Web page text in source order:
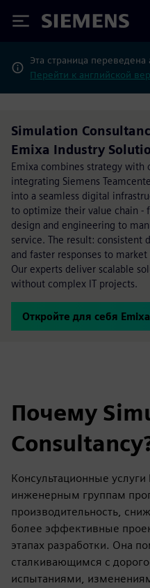
Siemens
Эта страница переведена
Перейти к английской
Simulation
Emixa Industry
Emixa combines strategy with
integrating Siemens
into a seamless digital
to optimize their value chain -
design and engineering to
service. The result: consistent
and faster responses to market
Our experts deliver scalable
without complex IT projects.
Откройте для себя
Почему
Консультационные
инженерным группам
производительность,
более эффективные
этапах разработки. Она
сталкивающимся с
испытаниями,